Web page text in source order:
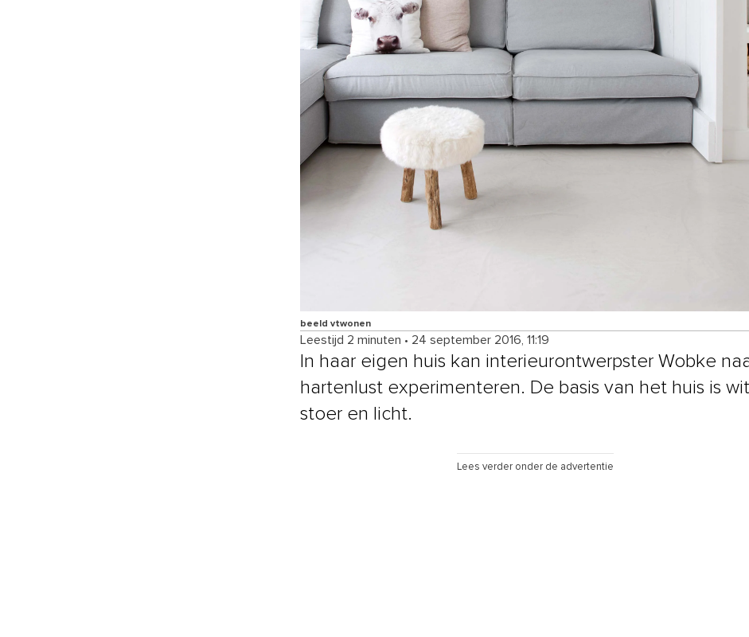
beeld vtwonen
Leestijd 2 minuten • 24 september 2016, 11:19
In haar eigen huis kan interieurontwerpster Wobke
hartenlust experimenteren. De basis van het huis is
stoer en licht.
Lees verder onder de advertentie